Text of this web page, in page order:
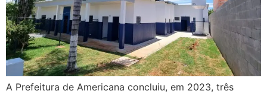
A Prefeitura de Americana concluiu, em 2023, três